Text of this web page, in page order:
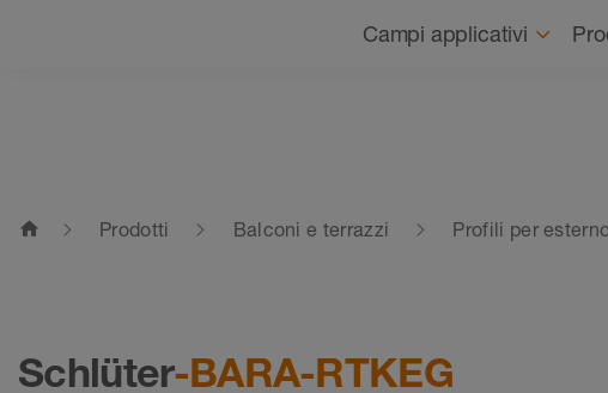
Campi applicativi
home Prodotti Balconi e terrazzi Profili per
Schlüter-BARA-RTKEG